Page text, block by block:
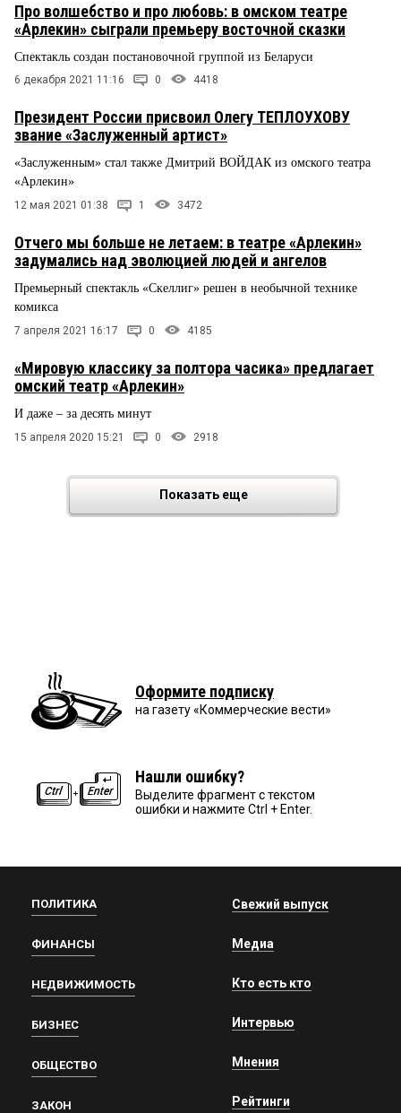
Про волшебство и про любовь: в омском театре
«Арлекин» сыграли премьеру восточной сказки
Спектакль создан постановочной группой из Беларуси
6 декабря 2021 11:16 0 4418
Президент России присвоил Олегу ТЕПЛОУХОВУ
звание «Заслуженный артист»
«Заслуженным» стал также Дмитрий ВОЙДАК из омского театра
«Арлекин»
12 мая 2021 01:38 1 3472
Отчего мы больше не летаем: в театре «Арлекин»
задумались над эволюцией людей и ангелов
Премьерный спектакль «Скеллиг» решен в необычной технике
комикса
7 апреля 2021 16:17 0 4185
«Мировую классику за полтора часика» предлагает
омский театр «Арлекин»
И даже – за десять минут
15 апреля 2020 15:21 0 2918
Показать еще
Оформите подписку
на газету «Коммерческие вести»
Нашли ошибку?
Выделите фрагмент с текстом
ошибки и нажмите Ctrl + Enter.
ПОЛИТИКА
ФИНАНСЫ
НЕДВИЖИМОСТЬ
БИЗНЕС
ОБЩЕСТВО
ЗАКОН
Свежий выпуск
Медиа
Кто есть кто
Интервью
Мнения
Рейтинги